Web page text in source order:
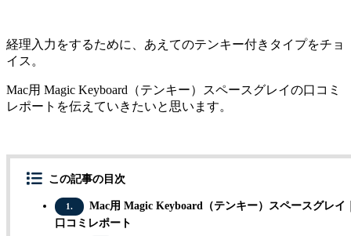
経理入力をするために、あえてのテンキー付きタイプをチョ
イス。
Mac用 Magic Keyboard（テンキー）スペースグレイの口コミ
レポートを伝えていきたいと思います。
この記事の目次
1.
Mac用 Magic Keyboard（テンキー）スペースグレイ
口コミレポート